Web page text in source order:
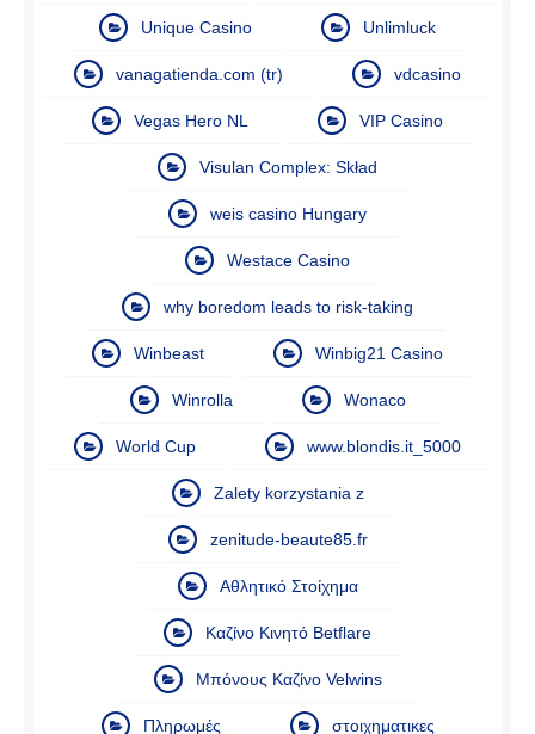
Unique Casino Unlimluck
vanagatienda.com (tr) vdcasino
Vegas Hero NL VIP Casino
Visulan Complex: Skład
weis casino Hungary
Westace Casino
why boredom leads to risk-taking
Winbeast Winbig21 Casino
Winrolla Wonaco
World Cup www.blondis.it_5000
Zalety korzystania z
zenitude-beaute85.fr
Αθλητικό Στοίχημα
Καζίνο Κινητό Betflare
Μπόνους Καζίνο Velwins
Πληρωμές στοιχηματικες